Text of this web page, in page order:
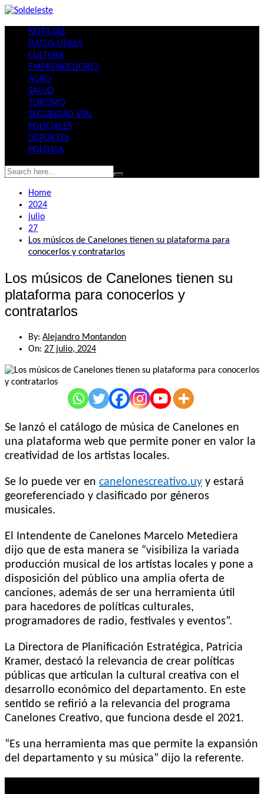
Skip
contentNOTICIAS
DATOS ÚTILES
CULTURA
EMPRENDEDORES
AGRO
SALUD
TURISMO
SEGURIDAD VIAL
POLICIALES
DEPORTES
POLÍTICA
Home
2024
julio
27
Los músicos de Canelones tienen su plataforma para
conocerlos y contratarlos
Los músicos de Canelones tienen su
plataforma para conocerlos y
contratarlos
By: Alejandro Montandon
On: 27 julio, 2024
Se lanzó el catálogo de música de Canelones en
una plataforma web que permite poner en valor la
creatividad de los artistas locales.
Se lo puede ver en canelonescreativo.uy y estará
georeferenciado y clasificado por géneros
musicales.
El Intendente de Canelones Marcelo Metediera
dijo que de esta manera se “visibiliza la variada
producción musical de los artistas locales y pone a
disposición del público una amplia oferta de
canciones, además de ser una herramienta útil
para hacedores de políticas culturales,
programadores de radio, festivales y eventos”.
La Directora de Planificación Estratégica, Patricia
Kramer, destacó la relevancia de crear políticas
públicas que articulan la cultural creativa con el
desarrollo económico del departamento. En este
sentido se refirió a la relevancia del programa
Canelones Creativo, que funciona desde el 2021.
“Es una herramienta mas que permite la expansión
del departamento y su música” dijo la referente.